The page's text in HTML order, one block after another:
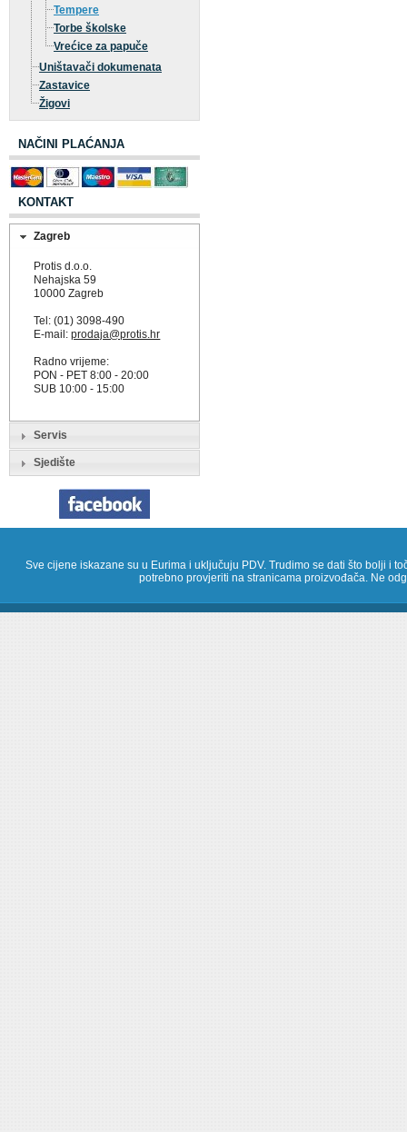
Tempere
Torbe školske
Vrećice za papuče
Uništavači dokumenata
Zastavice
Žigovi
NAČINI PLAĆANJA
KONTAKT
Zagreb
Protis d.o.o.
Nehajska 59
10000 Zagreb
Tel: (01) 3098-490
E-mail:prodaja@protis.hr
Radno vrijeme:
PON - PET 8:00 - 20:00
SUB 10:00 - 15:00
Servis
Sjedište
Sve cijene iskazane su u Eurima i uključuju PDV. Trudimo se dati što bolji i
potrebno provjeriti na stranicama proizvođača. Ne